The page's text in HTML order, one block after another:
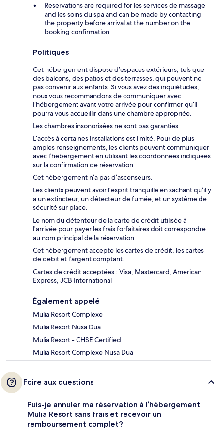
Reservations are required for les services de massage
and les soins du spa and can be made by contacting
the property before arrival at the number on the
booking confirmation
Politiques
Cet hébergement dispose d’espaces extérieurs, tels que
des balcons, des patios et des terrasses, qui peuvent ne
pas convenir aux enfants. Si vous avez des inquiétudes,
nous vous recommandons de communiquer avec
l’hébergement avant votre arrivée pour confirmer qu’il
pourra vous accueillir dans une chambre appropriée.
Les chambres insonorisées ne sont pas garanties.
L’accès à certaines installations est limité. Pour de plus
amples renseignements, les clients peuvent communiquer
avec l’hébergement en utilisant les coordonnées indiquées
sur la confirmation de réservation.
Cet hébergement n’a pas d’ascenseurs.
Les clients peuvent avoir l’esprit tranquille en sachant qu’il y
a un extincteur, un détecteur de fumée, et un système de
sécurité sur place.
Le nom du détenteur de la carte de crédit utilisée à
l'arrivée pour payer les frais forfaitaires doit correspondre
au nom principal de la réservation.
Cet hébergement accepte les cartes de crédit, les cartes
de débit et l’argent comptant.
Cartes de crédit acceptées : Visa, Mastercard, American
Express, JCB International
Également appelé
Mulia Resort Complexe
Mulia Resort Nusa Dua
Mulia Resort - CHSE Certified
Mulia Resort Complexe Nusa Dua
Foire aux questions
Puis-je annuler ma réservation à l’hébergement
Mulia Resort sans frais et recevoir un
remboursement complet?